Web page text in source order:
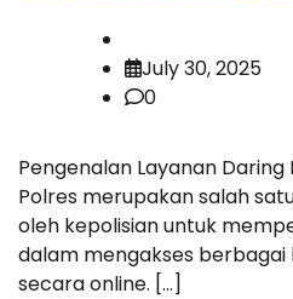
July 30, 2025
0
Pengenalan Layanan
Polres merupakan salah
oleh kepolisian untuk
dalam mengakses berbagai
secara online. […]